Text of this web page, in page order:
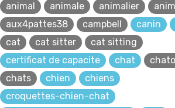
animal animale animalier
aux4pattes38
campbell canin
cat
cat sitter
cat sitting
certificat de capacite
chat
chats
chien
chiens
croquettes-chien-chat